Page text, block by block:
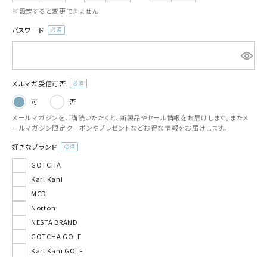
※設定すると変更できません
パスワード
メルマガ受信可否
須)
可
否
メールマガジンをご購読いただくと、新製品やセール情報をお届けします。またメ
ールマガジン限定クーポンやプレゼントなどお得な情報をお届けします。
好きなブランド
GOTCHA
Karl Kani
MCD
Norton
NESTA BRAND
GOTCHA GOLF
Karl Kani GOLF